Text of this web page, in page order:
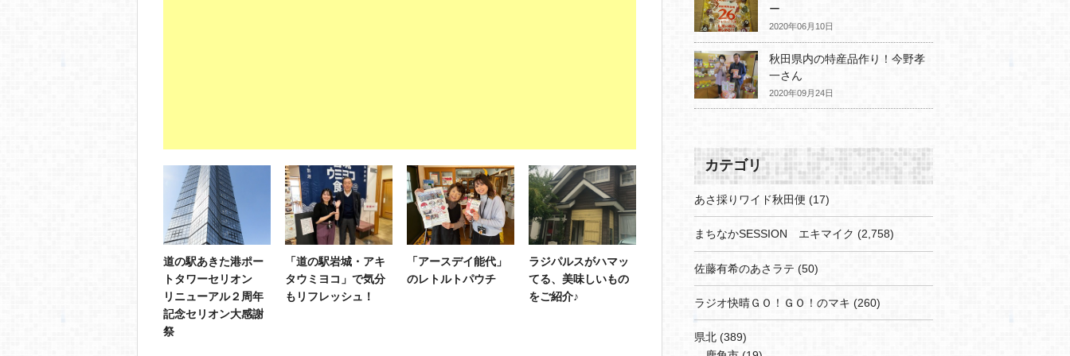
道の駅あきた港ポー
トタワーセリオン
リニューアル２周年
記念セリオン大感謝
祭
「道の駅岩城・アキ
タウミヨコ」で気分
もリフレッシュ！
「アースデイ能代」
のレトルトパウチ
ラジパルスがハマッ
てる、美味しいもの
をご紹介♪
ー
2020年06月10日
秋田県内の特産品作り！今野孝
一さん
2020年09月24日
カテゴリ
あさ採りワイド秋田便 (17)
まちなかSESSION エキマイク (2,758)
佐藤有希のあさラテ (50)
ラジオ快晴ＧＯ！ＧＯ！のマキ (260)
県北 (389)